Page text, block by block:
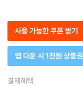
사용 가능한 쿠폰 받기
앱 다운 시 1천원 상품권
결제혜택